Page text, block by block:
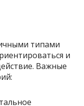
типами
и
Важные